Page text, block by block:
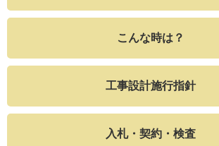
こんな時は？
工事設計施行指針
入札・契約・検査